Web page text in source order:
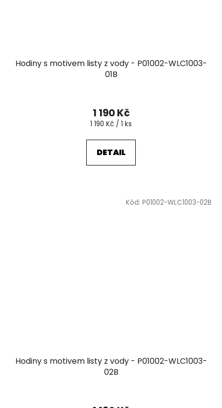
Hodiny s motivem listy z vody - P01002-WLC1003-
01B
1 190 Kč
Měrná
1 190 Kč / 1 ks
DETAIL
Hodiny s motivem listy z vody - P01002-WLC1003-
02B
Kód: P01002-WLC1003-02B